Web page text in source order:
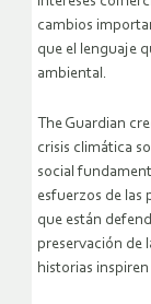
cambios
que el lenguaje
ambiental.
The Guardian
crisis climática
social
esfuerzos de las
que están
preservación de
historias inspiren